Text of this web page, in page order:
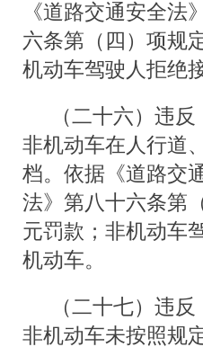
《道路交通安全法
六条第（四）项规
机动车驾驶人拒绝
（二十六）违
非机动车在人行道
档。依据《道路交
法》第八十六条第
元罚款；非机动车
机动车。
（二十七）违
非机动车未按照规